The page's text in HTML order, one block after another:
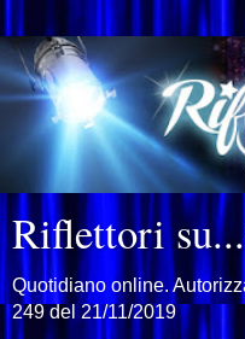
Riflettori
Quotidiano online.
249 del 21/11/2019